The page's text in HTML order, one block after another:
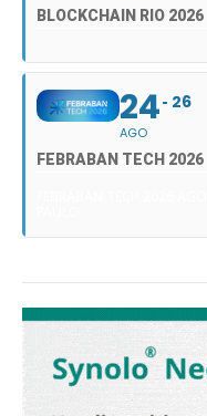
BLOCKCHAIN RIO 2026
24
AGO
26
FEBRABAN TECH 2026